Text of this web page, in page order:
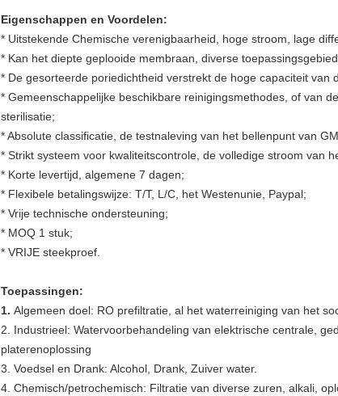
Eigenschappen en Voordelen:
* Uitstekende Chemische verenigbaarheid, hoge stroom, lage
* Kan het diepte geplooide membraan, diverse
* De gesorteerde poriedichtheid verstrekt de hoge capaciteit van
* Gemeenschappelijke beschikbare reinigingsmethodes, of van
sterilisatie;
* Absolute classificatie, de testnaleving van het bellenpunt van
* Strikt systeem voor kwaliteitscontrole, de volledige stroom van
* Korte levertijd, algemene 7 dagen;
* Flexibele betalingswijze: T/T, L/C, het Westenunie, Paypal;
* Vrije technische ondersteuning;
* MOQ 1 stuk;
* VRIJE steekproef.
Toepassingen:
1. Algemeen doel: RO prefiltratie, al het waterreiniging van het
2. Industrieel: Watervoorbehandeling van elektrische centrale,
platerenoplossing
3. Voedsel en Drank: Alcohol, Drank, Zuiver water.
4. Chemisch/petrochemisch: Filtratie van diverse zuren, alkali,